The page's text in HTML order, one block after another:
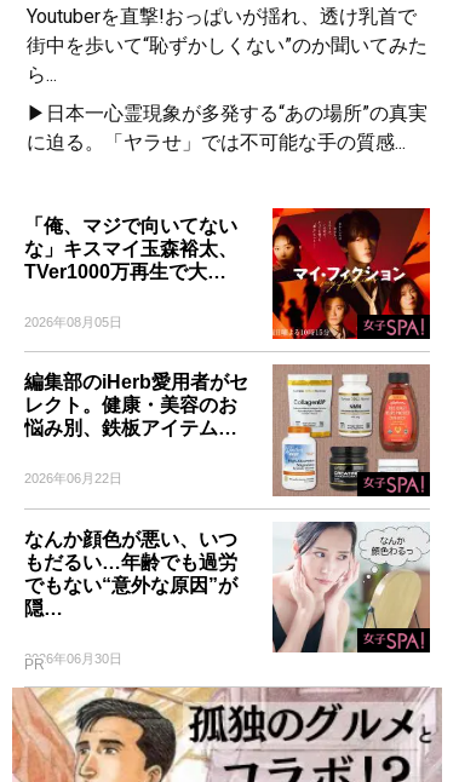
Youtuberを直撃!おっぱいが揺れ、透け乳首で
街中を歩いて“恥ずかしくない”のか聞いてみた
ら...
▶日本一心霊現象が多発する“あの場所”の真実
に迫る。「ヤラせ」では不可能な手の質感...
「俺、マジで向いてない
な」キスマイ玉森裕太、
TVer1000万再生で大…
2026年08月05日
編集部のiHerb愛用者がセ
レクト。健康・美容のお
悩み別、鉄板アイテム…
2026年06月22日
なんか顔色が悪い、いつ
もだるい…年齢でも過労
でもない“意外な原因”が
隠…
2026年06月30日
PR